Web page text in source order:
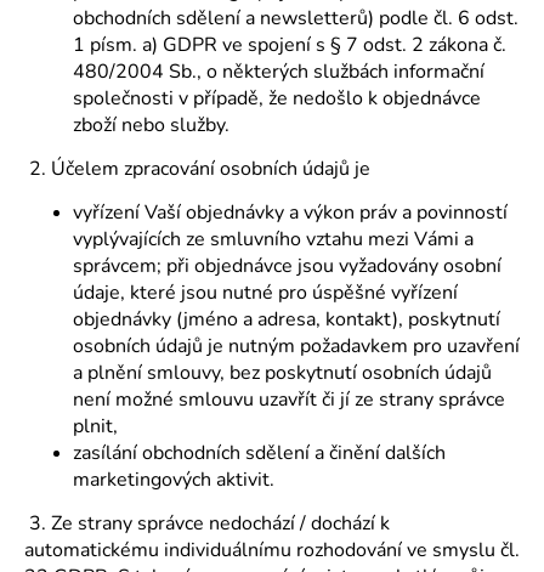
obchodních sdělení a newsletterů) podle čl. 6 odst.
1 písm. a) GDPR ve spojení s § 7 odst. 2 zákona č.
480/2004 Sb., o některých službách informační
společnosti v případě, že nedošlo k objednávce
zboží nebo služby.
2. Účelem zpracování osobních údajů je
vyřízení Vaší objednávky a výkon práv a povinností
vyplývajících ze smluvního vztahu mezi Vámi a
správcem; při objednávce jsou vyžadovány osobní
údaje, které jsou nutné pro úspěšné vyřízení
objednávky (jméno a adresa, kontakt), poskytnutí
osobních údajů je nutným požadavkem pro uzavření
a plnění smlouvy, bez poskytnutí osobních údajů
není možné smlouvu uzavřít či jí ze strany správce
plnit,
zasílání obchodních sdělení a činění dalších
marketingových aktivit.
3. Ze strany správce nedochází / dochází k
automatickému individuálnímu rozhodování ve smyslu čl.